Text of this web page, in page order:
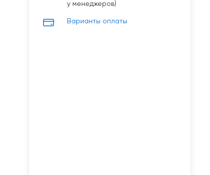
у менеджеров)
Варианты оплаты